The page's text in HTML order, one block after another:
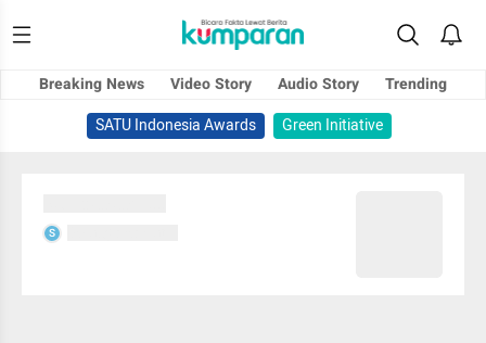
Breaking News Video Story Audio Story
Trending
SATU Indonesia Awards
Green Initiative
S